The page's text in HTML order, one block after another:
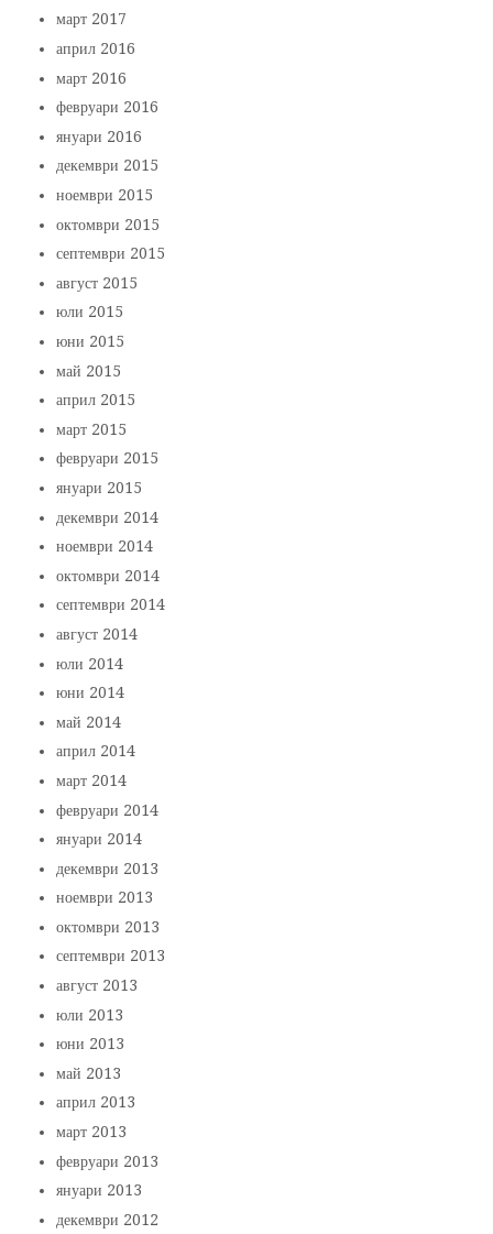
март 2017
април 2016
март 2016
февруари 2016
януари 2016
декември 2015
ноември 2015
октомври 2015
септември 2015
август 2015
юли 2015
юни 2015
май 2015
април 2015
март 2015
февруари 2015
януари 2015
декември 2014
ноември 2014
октомври 2014
септември 2014
август 2014
юли 2014
юни 2014
май 2014
април 2014
март 2014
февруари 2014
януари 2014
декември 2013
ноември 2013
октомври 2013
септември 2013
август 2013
юли 2013
юни 2013
май 2013
април 2013
март 2013
февруари 2013
януари 2013
декември 2012